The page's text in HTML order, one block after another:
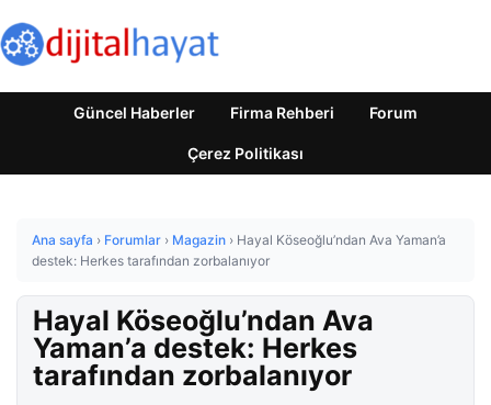
Güncel Haberler Firma Rehberi Forum
Çerez Politikası
Ana sayfa › Forumlar › Magazin › Hayal Köseoğlu’ndan Ava Yaman’a
destek: Herkes tarafından zorbalanıyor
Hayal Köseoğlu’ndan Ava
Yaman’a destek: Herkes
tarafından zorbalanıyor